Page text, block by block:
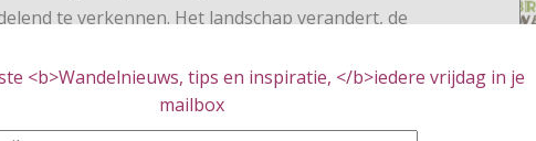
<b>Wandelnieuws, tips en inspiratie, </b>iedere vrijdag in je
mailbox
te verkennen. Het landschap verandert, de
buitenplaatsen, musea en
jou ontdekt te worden.
wandelencentraal.